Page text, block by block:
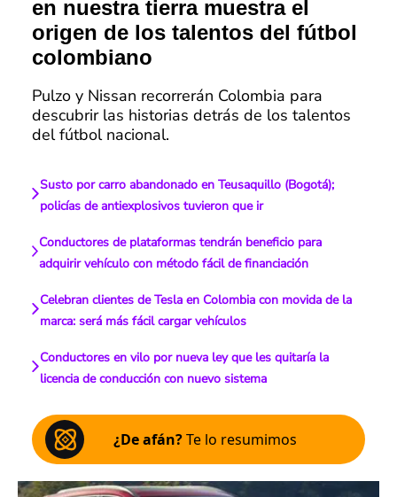
en nuestra tierra muestra el
origen de los talentos del fútbol
colombiano
Pulzo y Nissan recorrerán Colombia para
descubrir las historias detrás de los talentos
del fútbol nacional.
Susto por carro abandonado en Teusaquillo (Bogotá);
policías de antiexplosivos tuvieron que ir
Conductores de plataformas tendrán beneficio para
adquirir vehículo con método fácil de financiación
Celebran clientes de Tesla en Colombia con movida de la
marca: será más fácil cargar vehículos
Conductores en vilo por nueva ley que les quitaría la
licencia de conducción con nuevo sistema
¿De afán?Te lo resumimos